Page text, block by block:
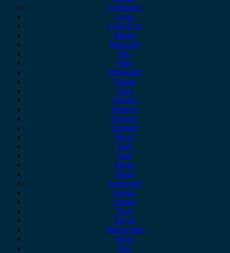
Leapmotor
Lexus
Lynk & co
Mazda
Mercedes
MG
Mini
Mitsubishi
Nissan
Opel
Omoda
Peugeot
Porsche
Renault
Rover
Saab
Seat
Skoda
Smart
ssangyong
Subaru
Suzuki
Tesla
Toyota
Volkswagen
Volvo
Xev